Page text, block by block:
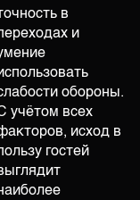
в
и
обороны.
учётом всех
исход в
гостей